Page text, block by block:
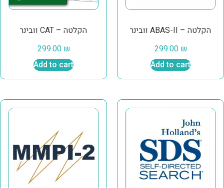
וובינר CAT – הקלטה
299.00 ₪
Add to cart
וובינר ABAS-II – הקלטה
299.00 ₪
Add to cart